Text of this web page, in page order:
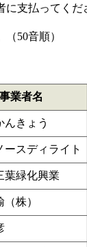
支払ってくだ
50音順）
事業者名
んきょう
ースディライト
葉緑化興業
株）